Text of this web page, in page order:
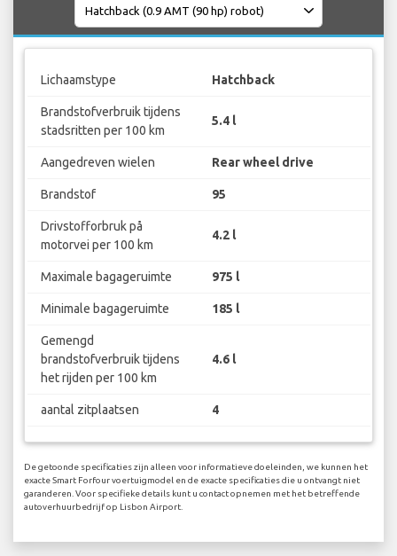
Lichaamstype Hatchback
Brandstofverbruik tijdens
stadsritten per 100 km
5.4 l
Aangedreven wielen Rear wheel drive
Brandstof 95
Drivstofforbruk på
motorvei per 100 km
4.2 l
Maximale bagageruimte 975 l
Minimale bagageruimte 185 l
Gemengd
brandstofverbruik tijdens
het rijden per 100 km
4.6 l
aantal zitplaatsen 4
De getoonde specificaties zijn alleen voor informatieve doeleinden, we kunnen het
exacte Smart Forfour voertuigmodel en de exacte specificaties die u ontvangt niet
garanderen. Voor specifieke details kunt u contact opnemen met het betreffende
autoverhuurbedrijf op Lisbon Airport.